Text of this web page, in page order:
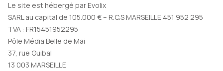
Le site est hébergé par Evolix
SARL au capital de 105.000 € – R.C.S MARSEILLE 451 952 295
TVA : FR15451952295
Pôle Média Belle de Mai
37, rue Guibal ­
13 003 MARSEILLE